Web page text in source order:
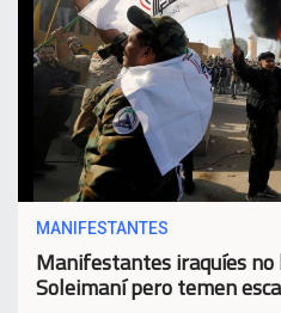
MANIFESTANTES
Manifestantes iraquíes
Soleimaní pero temen